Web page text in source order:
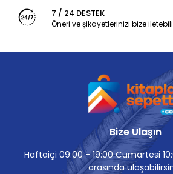
7 / 24 DESTEK
Öneri ve şikayetlerinizi bize
Bize Ulaşın
Haftaiçi 09:00 - 19:00 Cumartesi
arasında